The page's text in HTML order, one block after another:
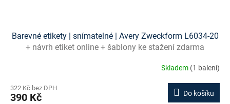
Barevné etikety | snímatelné | Avery Zweckform L6034-20
+ návrh etiket online + šablony ke stažení zdarma
Skladem (1 balení)
322 Kč bez DPH
390 Kč Do košíku